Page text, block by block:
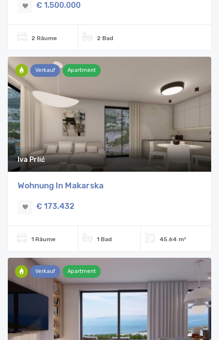
€ 1.500.000
2 Räume 2 Bad
Iva Prlić
Verkauf Apartment
Wohnung In Makarska
€ 173.432
1 Räume 1 Bad 45.64 m²
Verkauf Apartment